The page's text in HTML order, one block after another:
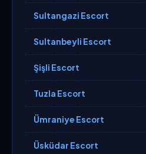
Sultangazi Escort
Sultanbeyli Escort
Şişli Escort
Tuzla Escort
Ümraniye Escort
Üsküdar Escort